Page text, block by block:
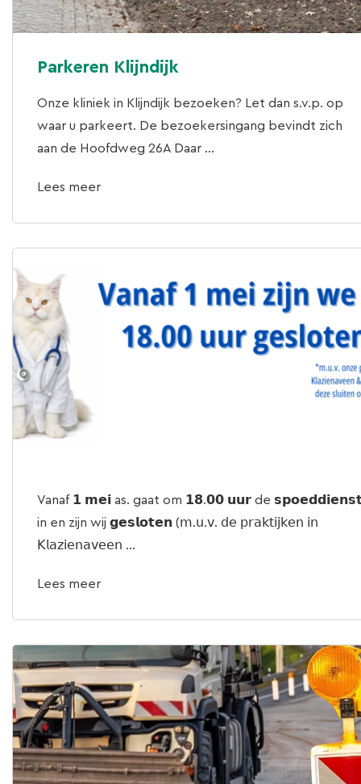
Parkeren Klijndijk
Onze kliniek in Klijndijk bezoeken? Let dan s.v.p. op
waar u parkeert. De bezoekersingang bevindt zich
aan de Hoofdweg 26A Daar ...
Lees meer
Vanaf 𝟭 𝗺𝗲𝗶 as. gaat om 𝟭𝟴.𝟬𝟬 𝘂𝘂𝗿 de
in en zijn wij 𝗴𝗲𝘀𝗹𝗼𝘁𝗲𝗻 (𝗆.𝗎.𝗏. 𝖽𝖾 𝗉𝗋𝖺𝗄𝗍𝗂𝗃𝗄𝖾𝗇 𝗂𝗇
𝖪𝗅𝖺𝗓𝗂𝖾𝗇𝖺𝗏𝖾𝖾𝗇 ...
Lees meer